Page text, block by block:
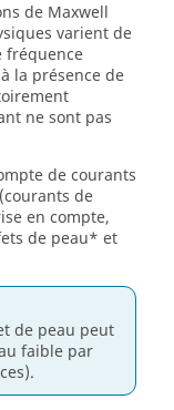
de Maxwell
varient de
fréquence
la présence de
ne sont pas
de courants
de
en compte,
de peau* et
de peau peut
faible par